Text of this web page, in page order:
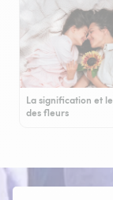
La signification et
des fleurs